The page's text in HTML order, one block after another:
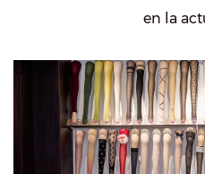
en la